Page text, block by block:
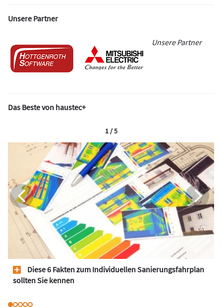
Unsere Partner
Unsere Partner
Das Beste von haustec+
Diese 6 Fakten zum Individuellen Sanierungsfahrplan
sollten Sie kennen
1 / 5